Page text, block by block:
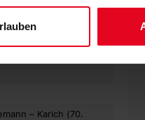
– Karich (70.